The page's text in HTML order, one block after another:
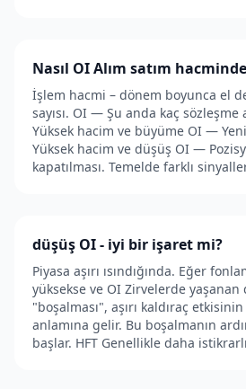
Nasıl OI Alım satım
İşlem hacmi – dönem boyunca el
sayısı. OI — Şu anda kaç sözleşme
Yüksek hacim ve büyüme OI —
Yüksek hacim ve düşüş OI —
kapatılması. Temelde farklı
düşüş OI - iyi bir işaret mi?
Piyasa aşırı ısındığında. Eğer
yüksekse ve OI Zirvelerde yaşanan
"boşalması", aşırı kaldıraç
anlamına gelir. Bu boşalmanın
başlar. HFT Genellikle daha